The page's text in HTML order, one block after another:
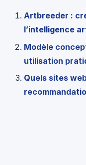
Artbreeder :
l’intelligence
Modèle
utilisation
Quels sites